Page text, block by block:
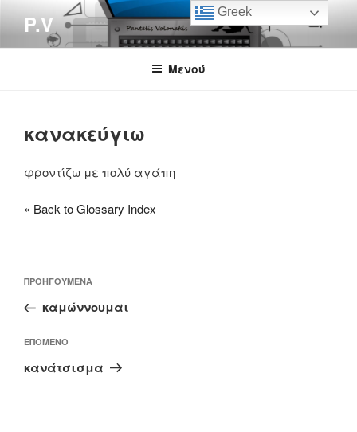
περιεχόμενο
P.V
Μενού
κανακεύγιω
φροντίζω με πολύ αγάπη
« Back to Glossary Index
άρθρων
Προηγούμενο
άρθρο
ΠΡΟΗΓΟΎΜΕΝΑ
καμώννουμαι
Επόμενο
άρθρο
ΕΠΌΜΕΝΟ
κανάτσισμα
Greek